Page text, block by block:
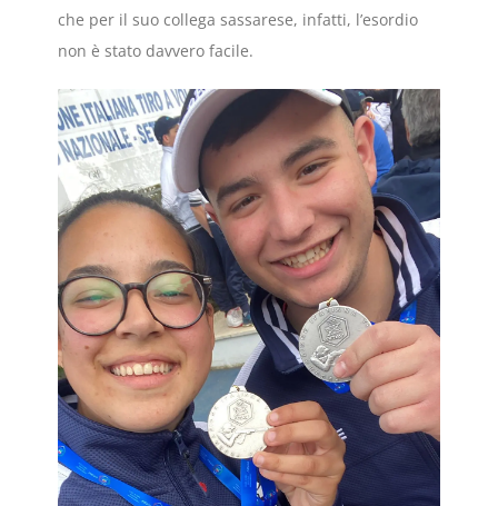
che per il suo collega sassarese, infatti, l’esordio
non è stato davvero facile.